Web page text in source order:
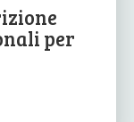
per